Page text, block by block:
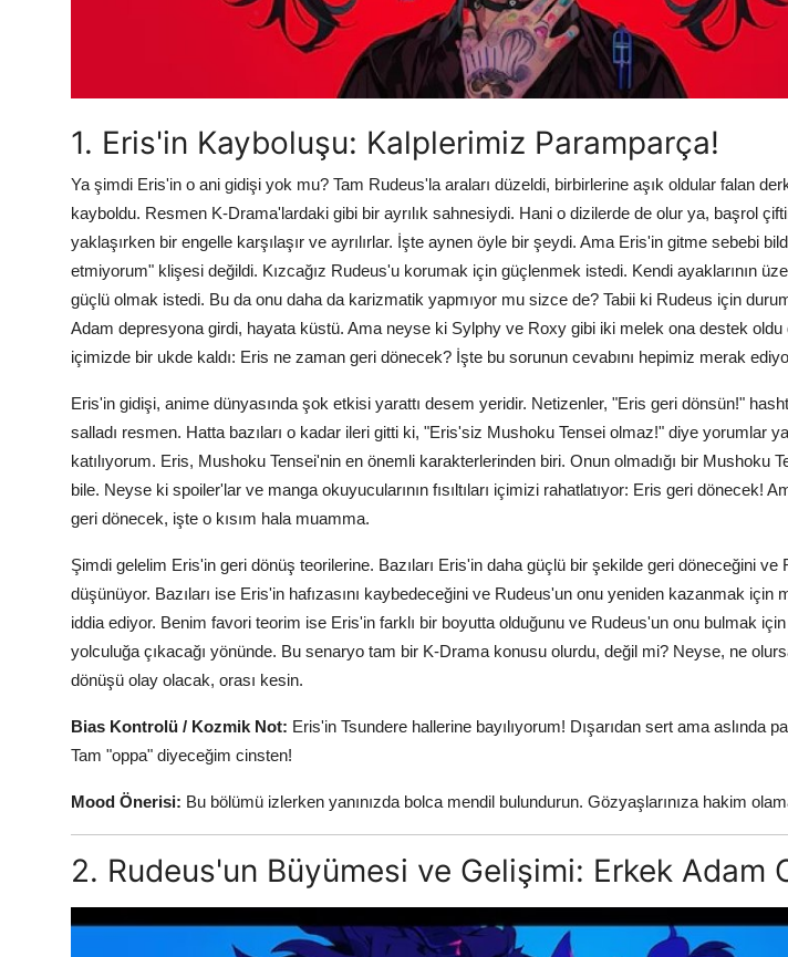
1. Eris'in Kayboluşu: Kalplerimiz Paramparça!
Ya şimdi Eris'in o ani gidişi yok mu? Tam Rudeus'la araları düzeldi, birbirlerine aşık oldular falan
kayboldu. Resmen K-Drama'lardaki gibi bir ayrılık sahnesiydi. Hani o dizilerde de olur ya, başrol
yaklaşırken bir engelle karşılaşır ve ayrılırlar. İşte aynen öyle bir şeydi. Ama Eris'in gitme sebebi
etmiyorum" klişesi değildi. Kızcağız Rudeus'u korumak için güçlenmek istedi. Kendi ayaklarının
güçlü olmak istedi. Bu da onu daha da karizmatik yapmıyor mu sizce de? Tabii ki Rudeus için
Adam depresyona girdi, hayata küstü. Ama neyse ki Sylphy ve Roxy gibi iki melek ona destek oldu
içimizde bir ukde kaldı: Eris ne zaman geri dönecek? İşte bu sorunun cevabını hepimiz merak
Eris'in gidişi, anime dünyasında şok etkisi yarattı desem yeridir. Netizenler, "Eris geri dönsün!"
salladı resmen. Hatta bazıları o kadar ileri gitti ki, "Eris'siz Mushoku Tensei olmaz!" diye yorumlar
katılıyorum. Eris, Mushoku Tensei'nin en önemli karakterlerinden biri. Onun olmadığı bir Mushoku
bile. Neyse ki spoiler'lar ve manga okuyucularının fısıltıları içimizi rahatlatıyor: Eris geri dönecek!
geri dönecek, işte o kısım hala muamma.
Şimdi gelelim Eris'in geri dönüş teorilerine. Bazıları Eris'in daha güçlü bir şekilde geri döneceğini ve
düşünüyor. Bazıları ise Eris'in hafızasını kaybedeceğini ve Rudeus'un onu yeniden kazanmak için
iddia ediyor. Benim favori teorim ise Eris'in farklı bir boyutta olduğunu ve Rudeus'un onu bulmak
yolculuğa çıkacağı yönünde. Bu senaryo tam bir K-Drama konusu olurdu, değil mi? Neyse, ne
dönüşü olay olacak, orası kesin.
Bias Kontrolü / Kozmik Not: Eris'in Tsundere hallerine bayılıyorum! Dışarıdan sert ama aslında
Tam "oppa" diyeceğim cinsten!
Mood Önerisi: Bu bölümü izlerken yanınızda bolca mendil bulundurun. Gözyaşlarınıza hakim
2. Rudeus'un Büyümesi ve Gelişimi: Erkek Adam